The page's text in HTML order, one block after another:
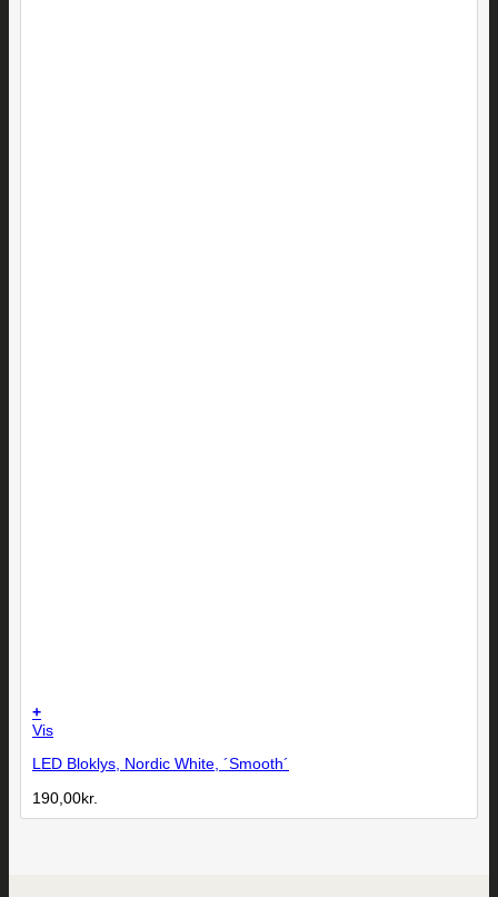
+
Vis
LED Bloklys, Nordic White, ´Smooth´
190,00kr.